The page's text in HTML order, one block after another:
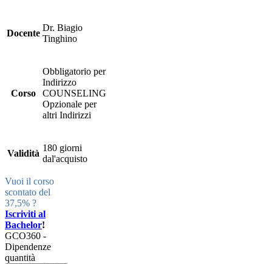
Docente
Dr. Biagio
Tinghino
Corso
Obbligatorio per
Indirizzo
COUNSELING
Opzionale per
altri Indirizzi
Validità
180 giorni
dal'acquisto
Vuoi il corso
scontato del
37,5% ?
Iscriviti al
Bachelor!
GCO360 -
Dipendenze
quantità